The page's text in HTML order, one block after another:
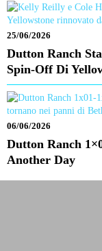
25/06/2026
Dutton Ranch
Spin-Off Di
06/06/2026
Dutton Ranch
Another Day